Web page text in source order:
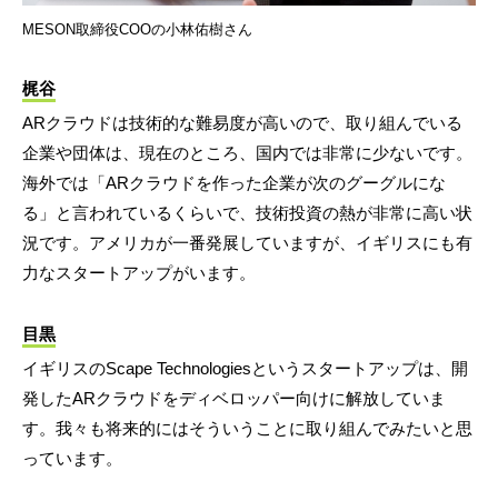
MESON取締役COOの小林佑樹さん
梶谷
ARクラウドは技術的な難易度が高いので、取り組んでいる
企業や団体は、現在のところ、国内では非常に少ないです。
海外では「ARクラウドを作った企業が次のグーグルにな
る」と言われているくらいで、技術投資の熱が非常に高い状
況です。アメリカが一番発展していますが、イギリスにも有
力なスタートアップがいます。
目黒
イギリスのScape Technologiesというスタートアップは、開
発したARクラウドをディベロッパー向けに解放していま
す。我々も将来的にはそういうことに取り組んでみたいと思
っています。